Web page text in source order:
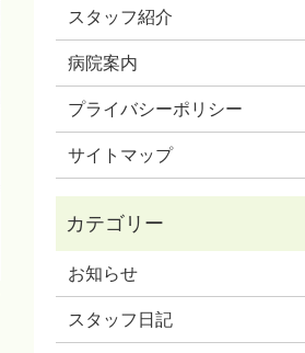
スタッフ紹介
病院案内
プライバシーポリシー
サイトマップ
お知らせ
スタッフ日記